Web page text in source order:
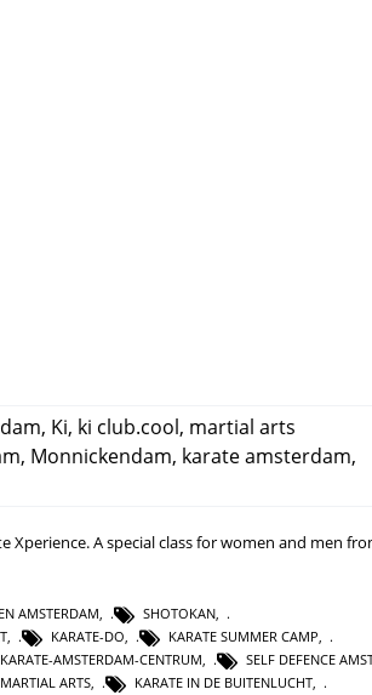
, Ki, ki club.cool, martial arts
, Monnickendam, karate amsterdam,
Xperience. A special class for women and men
AMSTERDAM, SHOTOKAN,
, KARATE-DO, KARATE SUMMER CAMP,
KARATE-AMSTERDAM-CENTRUM, SELF DEFENCE
MARTIAL ARTS, KARATE IN DE BUITENLUCHT,